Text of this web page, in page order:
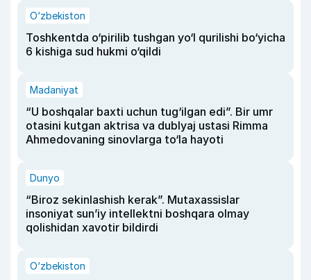
O‘zbekiston
Toshkentda o‘pirilib tushgan yo‘l qurilishi bo‘yicha
6 kishiga sud hukmi o‘qildi
Madaniyat
“U boshqalar baxti uchun tug‘ilgan edi”. Bir umr
otasini kutgan aktrisa va dublyaj ustasi Rimma
Ahmedovaning sinovlarga to‘la hayoti
Dunyo
“Biroz sekinlashish kerak”. Mutaxassislar
insoniyat sun’iy intellektni boshqara olmay
qolishidan xavotir bildirdi
O‘zbekiston